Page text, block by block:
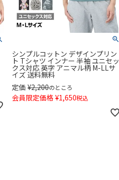
シンプルコットン デザインプリン
ト Tシャツ インナー 半袖 ユニセッ
クス対応 英字 アニマル柄 M-LLサ
イズ 送料無料
定価 ¥2,200のところ
会員限定価格 ¥1,650税込